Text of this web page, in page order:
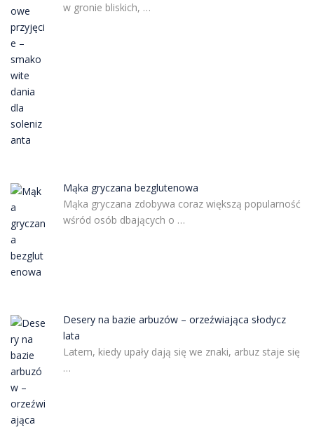
w gronie bliskich, …
Mąka gryczana bezglutenowa
Mąka gryczana zdobywa coraz większą popularność
wśród osób dbających o …
Desery na bazie arbuzów – orzeźwiająca słodycz
lata
Latem, kiedy upały dają się we znaki, arbuz staje się
…